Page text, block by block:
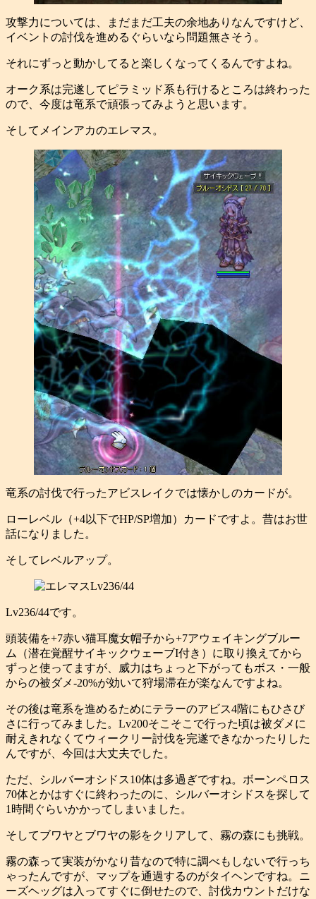
攻撃力については、まだまだ工夫の余地ありなんですけど、
イベントの討伐を進めるぐらいなら問題無さそう。
それにずっと動かしてると楽しくなってくるんですよね。
オーク系は完遂してピラミッド系も行けるところは終わった
ので、今度は竜系で頑張ってみようと思います。
そしてメインアカのエレマス。
竜系の討伐で行ったアビスレイクでは懐かしのカードが。
ローレベル（+4以下でHP/SP増加）カードですよ。昔はお世
話になりました。
そしてレベルアップ。
Lv236/44です。
頭装備を+7赤い猫耳魔女帽子から+7アウェイキングブルー
ム（潜在覚醒サイキックウェーブI付き）に取り換えてから
ずっと使ってますが、威力はちょっと下がってもボス・一般
からの被ダメ-20%が効いて狩場滞在が楽なんですよね。
その後は竜系を進めるためにテラーのアビス4階にもひさび
さに行ってみました。Lv200そこそこで行った頃は被ダメに
耐えきれなくてウィークリー討伐を完遂できなかったりした
んですが、今回は大丈夫でした。
ただ、シルバーオシドス10体は多過ぎですね。ボーンペロス
70体とかはすぐに終わったのに、シルバーオシドスを探して
1時間ぐらいかかってしまいました。
そしてブワヤとブワヤの影をクリアして、霧の森にも挑戦。
霧の森って実装がかなり昔なので特に調べもしないで行っち
ゃったんですが、マップを通過するのがタイヘンですね。ニ
ーズヘッグは入ってすぐに倒せたので、討伐カウントだけな